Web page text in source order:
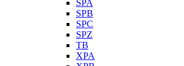
SPA
SPB
SPC
SPZ
TB
XPA